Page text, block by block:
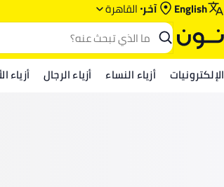
English آخر القاهرة
الإلكترونيات أزياء النساء أزياء الرجال أزياء